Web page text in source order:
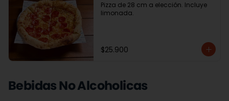
Pizza de 28 cm a elección. Incluye
limonada.
$25.900
Bebidas No Alcoholicas